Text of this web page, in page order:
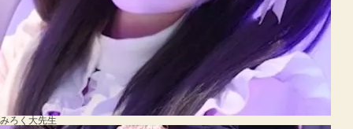
みろく大先生